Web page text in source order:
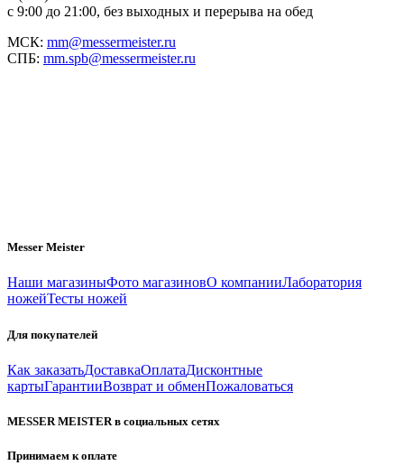
с 9:00 до 21:00, без выходных и перерыва на обед
МСК: mm@messermeister.ru
СПБ: mm.spb@messermeister.ru
Messer Meister
Наши магазиныФото магазиновО компанииЛаборатория
ножейТесты ножей
Для покупателей
Как заказатьДоставкаОплатаДисконтные
картыГарантииВозврат и обменПожаловаться
MESSER MEISTER в социальных сетях
Принимаем к оплате